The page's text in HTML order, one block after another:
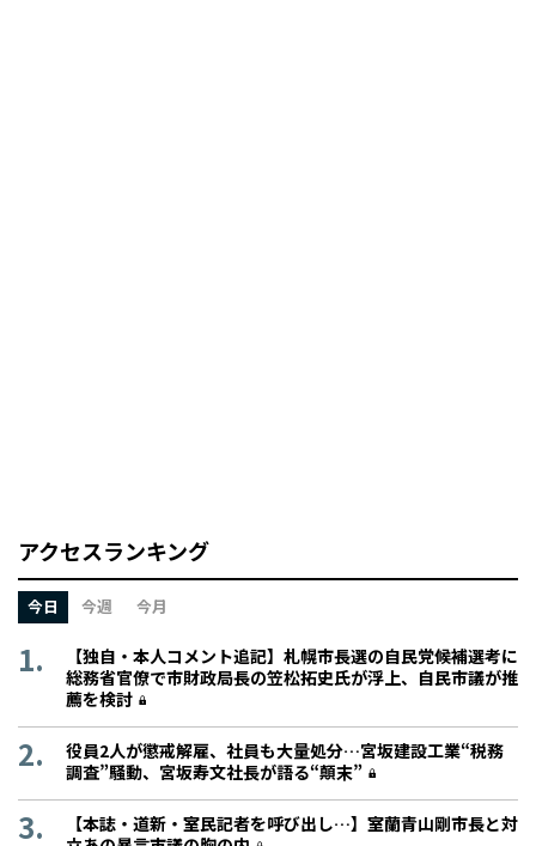
アクセスランキング
今日 今週 今月
【独自・本人コメント追記】札幌市長選の自民党候補選考に
総務省官僚で市財政局長の笠松拓史氏が浮上、自民市議が推
薦を検討
役員2人が懲戒解雇、社員も大量処分…宮坂建設工業“税務
調査”騒動、宮坂寿文社長が語る“顛末”
【本誌・道新・室民記者を呼び出し…】室蘭青山剛市長と対